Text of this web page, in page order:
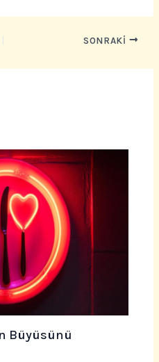
SONRAKI
Büyüsünü